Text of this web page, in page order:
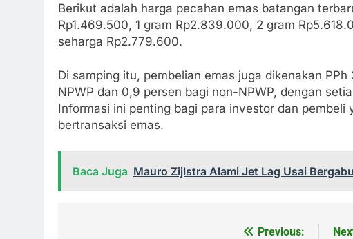
Berikut adalah harga pecahan emas batangan
Rp1.469.500, 1 gram Rp2.839.000, 2 gram
seharga Rp2.779.600.
Di samping itu, pembelian emas juga dikenakan
NPWP dan 0,9 persen bagi non-NPWP, dengan
Informasi ini penting bagi para investor dan pembeli
bertransaksi emas.
Baca Juga Mauro Zijlstra Alami Jet Lag Usai
Previous: